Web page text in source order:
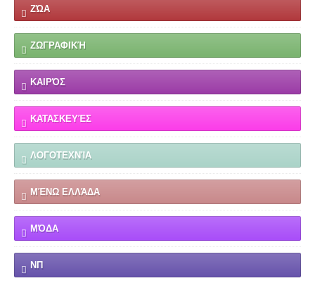
ΖΏΑ
ΖΩΓΡΑΦΙΚΉ
ΚΑΙΡΌΣ
ΚΑΤΑΣΚΕΥΈΣ
ΛΟΓΟΤΕΧΝΊΑ
ΜΈΝΩ ΕΛΛΆΔΑ
ΜΌΔΑ
ΝΠ